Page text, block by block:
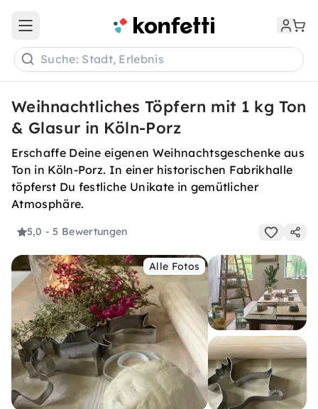
Open main menu
Suche: Stadt, Erlebnis
Weihnachtliches Töpfern mit 1 kg Ton
& Glasur in Köln-Porz
Erschaffe Deine eigenen Weihnachtsgeschenke aus
Ton in Köln-Porz. In einer historischen Fabrikhalle
töpferst Du festliche Unikate in gemütlicher
Atmosphäre.
5,0 - 5 Bewertungen
Alle Fotos